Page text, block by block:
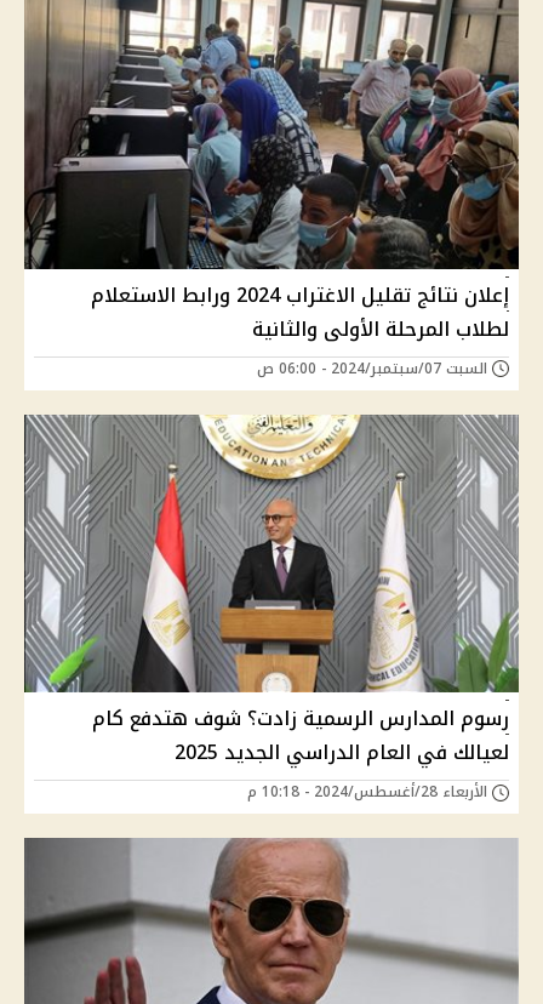
إعلان نتائج تقليل الاغتراب 2024 ورابط الاستعلام
لطلاب المرحلة الأولى والثانية
السبت 07/سبتمبر/2024 - 06:00 ص
رسوم المدارس الرسمية زادت؟ شوف هتدفع كام
لعيالك في العام الدراسي الجديد 2025
الأربعاء 28/أغسطس/2024 - 10:18 م